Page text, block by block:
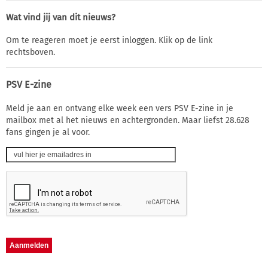
Wat vind jij van dit nieuws?
Om te reageren moet je eerst inloggen. Klik op de link
rechtsboven.
PSV E-zine
Meld je aan en ontvang elke week een vers PSV E-zine in je
mailbox met al het nieuws en achtergronden. Maar liefst 28.628
fans gingen je al voor.